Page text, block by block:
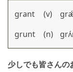
grant (v)
grunt
(n)
少しでも皆さんの